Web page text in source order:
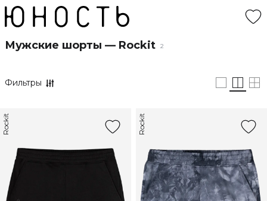
Мужские шорты — Rockit 2
Фильтры
Rockit Rockit